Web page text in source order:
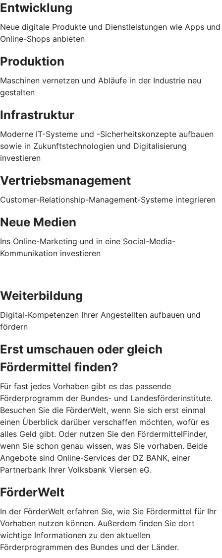
Entwicklung
Neue digitale Produkte und Dienstleistungen wie Apps und
Online-Shops anbieten
Produktion
Maschinen vernetzen und Abläufe in der Industrie neu
gestalten
Infrastruktur
Moderne IT-Systeme und -Sicherheitskonzepte aufbauen
sowie in Zukunftstechnologien und Digitalisierung
investieren
Vertriebsmanagement
Customer-Relationship-Management-Systeme integrieren
Neue Medien
Ins Online-Marketing und in eine Social-Media-
Kommunikation investieren
Weiterbildung
Digital-Kompetenzen Ihrer Angestellten aufbauen und
fördern
Erst umschauen oder gleich
Fördermittel finden?
Für fast jedes Vorhaben gibt es das passende
Förderprogramm der Bundes- und Landesförderinstitute.
Besuchen Sie die FörderWelt, wenn Sie sich erst einmal
einen Überblick darüber verschaffen möchten, wofür es
alles Geld gibt. Oder nutzen Sie den FördermittelFinder,
wenn Sie schon genau wissen, was Sie vorhaben. Beide
Angebote sind Online-Services der DZ BANK, einer
Partnerbank Ihrer Volksbank Viersen eG.
FörderWelt
In der FörderWelt erfahren Sie, wie Sie Fördermittel für Ihr
Vorhaben nutzen können. Außerdem finden Sie dort
wichtige Informationen zu den aktuellen
Förderprogrammen des Bundes und der Länder.